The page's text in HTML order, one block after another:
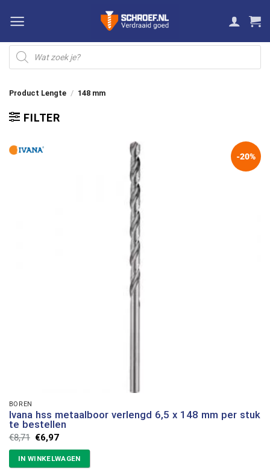
naar
inhoud
Producten
zoeken
Product Lengte / 148 mm
FILTER
-20%
BOREN
Ivana hss metaalboor verlengd 6,5 x 148 mm per stuk
te bestellen
€8,71 Oorspronkelijke
prijs
was:
€8,71.
€6,97Huidige
is:
€6,97.
IN WINKELWAGEN